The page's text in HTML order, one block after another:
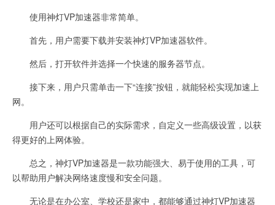
使用神灯VP加速器非常简单。
首先，用户需要下载并安装神灯VP加速器软件。
然后，打开软件并选择一个快速的服务器节点。
接下来，用户只需单击一下“连接”按钮，就能轻松实现加速上
网。
用户还可以根据自己的实际需求，自定义一些高级设置，以获
得更好的上网体验。
总之，神灯VP加速器是一款功能强大、易于使用的工具，可
以帮助用户解决网络速度慢和安全问题。
无论是在办公室、学校还是家中，都能够通过神灯VP加速器